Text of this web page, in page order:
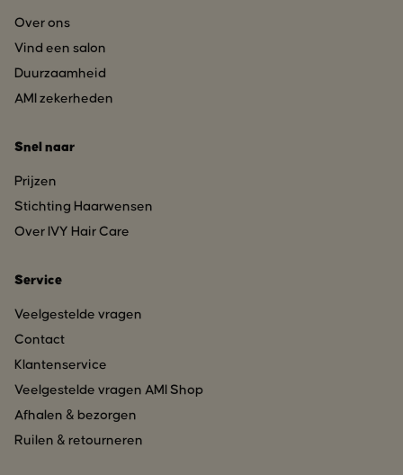
Over ons
Vind een salon
Duurzaamheid
AMI zekerheden
Snel naar
Prijzen
Stichting Haarwensen
Over IVY Hair Care
Service
Veelgestelde vragen
Contact
Klantenservice
Veelgestelde vragen AMI Shop
Afhalen & bezorgen
Ruilen & retourneren